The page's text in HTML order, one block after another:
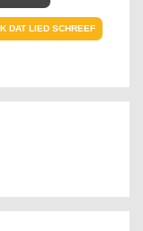
DAT LIED SCHREEF